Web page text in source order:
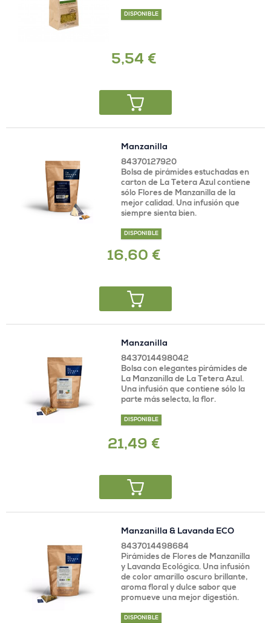
DISPONIBLE
5,54 €
Manzanilla
84370127920
Bolsa de pirámides estuchadas en
carton de La Tetera Azul contiene
sólo Flores de Manzanilla de la
mejor calidad. Una infusión que
siempre sienta bien.
DISPONIBLE
16,60 €
Manzanilla
8437014498042
Bolsa con elegantes pirámides de
La Manzanilla de La Tetera Azul.
Una infusión que contiene sólo la
parte más selecta, la flor.
DISPONIBLE
21,49 €
Manzanilla & Lavanda ECO
8437014498684
Pirámides de Flores de Manzanilla
y Lavanda Ecológica. Una infusión
de color amarillo oscuro brillante,
aroma floral y dulce sabor que
promueve una mejor digestión.
DISPONIBLE